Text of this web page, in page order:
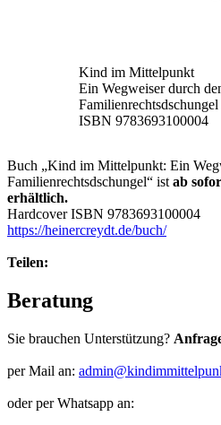
Kind im Mittelpunkt
Ein Wegweiser durch
Familienrechtsdschungel
ISBN 9783693100004
Buch „Kind im Mittelpunkt: Ein
Familienrechtsdschungel“ ist ab
erhältlich.
Hardcover ISBN 9783693100004
https://heinercreydt.de/buch/
Teilen:
Beratung
Sie brauchen Unterstützung?
per Mail an:
oder per Whatsapp an: